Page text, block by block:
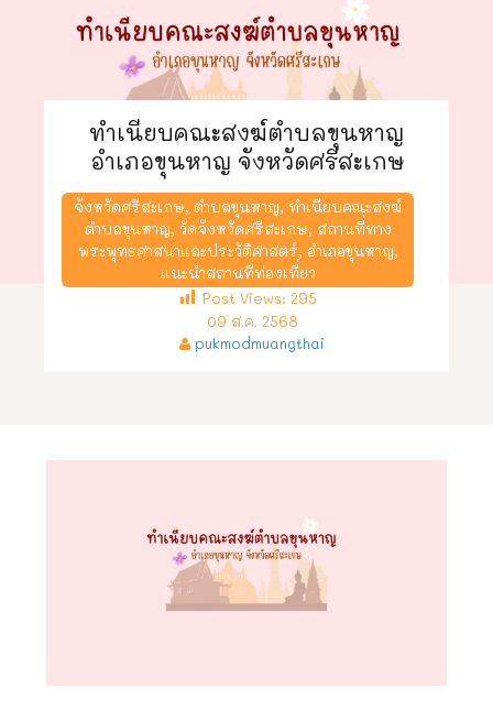
ทำเนียบคณะสงฆ์ตำบลขุนหาญ
อำเภอขุนหาญ จังหวัดศรีสะเกษ
จังหวัดศรีสะเกษ, ตำบลขุนหาญ, ทำเนียบคณะสงฆ์
ตำบลขุนหาญ, วัดจังหวัดศรีสะเกษ, สถานที่ทาง
พระพุทธศาสนาและประวัติศาสตร์, อำเภอขุนหาญ,
แนะนำสถานที่ท่องเที่ยว
Post Views: 295
09 ส.ค. 2568
pukmodmuangthai